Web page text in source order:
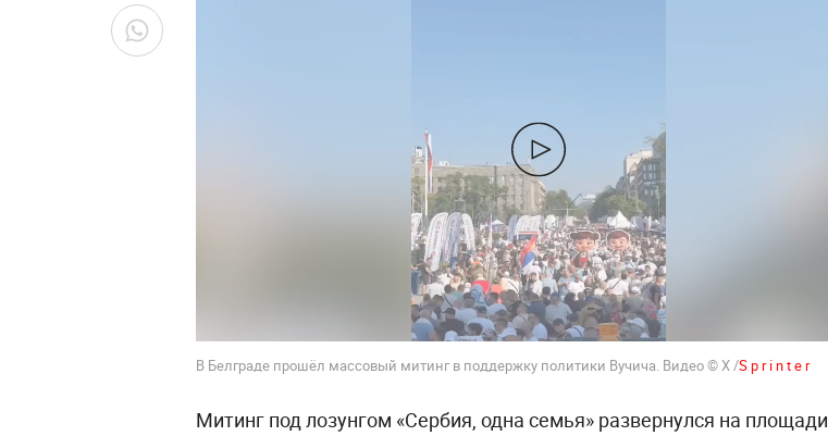
В Белграде прошёл массовый митинг в поддержку политики Вучича. Видео © Х /S p r i n t e r
Митинг под лозунгом «Сербия, одна семья» развернулся на площади